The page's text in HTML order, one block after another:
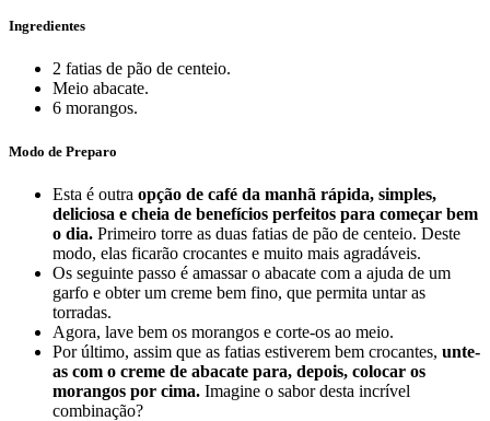
Ingredientes
2 fatias de pão de centeio.
Meio abacate.
6 morangos.
Modo de Preparo
Esta é outra opção de café da manhã rápida, simples,
deliciosa e cheia de benefícios perfeitos para começar bem
o dia. Primeiro torre as duas fatias de pão de centeio. Deste
modo, elas ficarão crocantes e muito mais agradáveis.
Os seguinte passo é amassar o abacate com a ajuda de um
garfo e obter um creme bem fino, que permita untar as
torradas.
Agora, lave bem os morangos e corte-os ao meio.
Por último, assim que as fatias estiverem bem crocantes, unte-
as com o creme de abacate para, depois, colocar os
morangos por cima. Imagine o sabor desta incrível
combinação?